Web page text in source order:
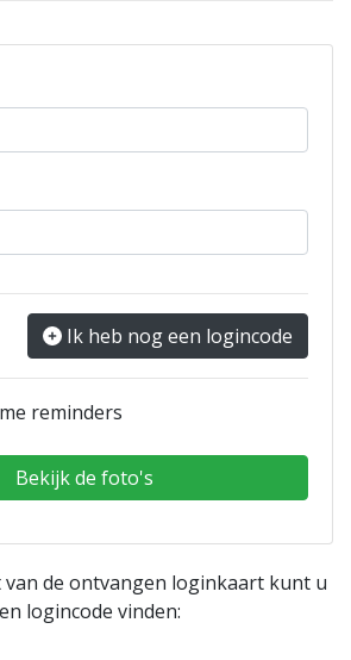
Ik heb nog een logincode
reminders
van de ontvangen loginkaart kunt u
logincode vinden: